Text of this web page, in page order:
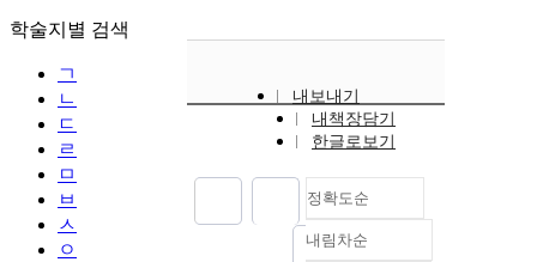
학술지별 검색
ㄱ
ㄴ
ㄷ
ㄹ
ㅁ
ㅂ
ㅅ
ㅇ
내보내기
내책장담기
한글로보기
정확도순
정확도
내림차순